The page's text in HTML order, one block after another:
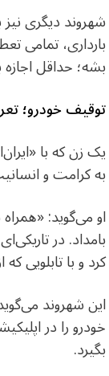
شهروند دیگری نیز
بارداری، تمامی
بشه؛ حداقل
توقیف خودرو؛
یک زن که با
به کرامت و
بامداد. در
کرد و با تابلویی
این شهروند
خودرو را در
بگیرد.